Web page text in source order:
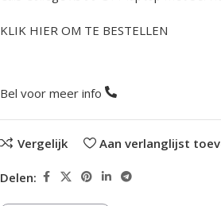
KLIK HIER OM TE BESTELLEN
Bel voor meer info
Vergelijk Aan verlanglijst
Delen: